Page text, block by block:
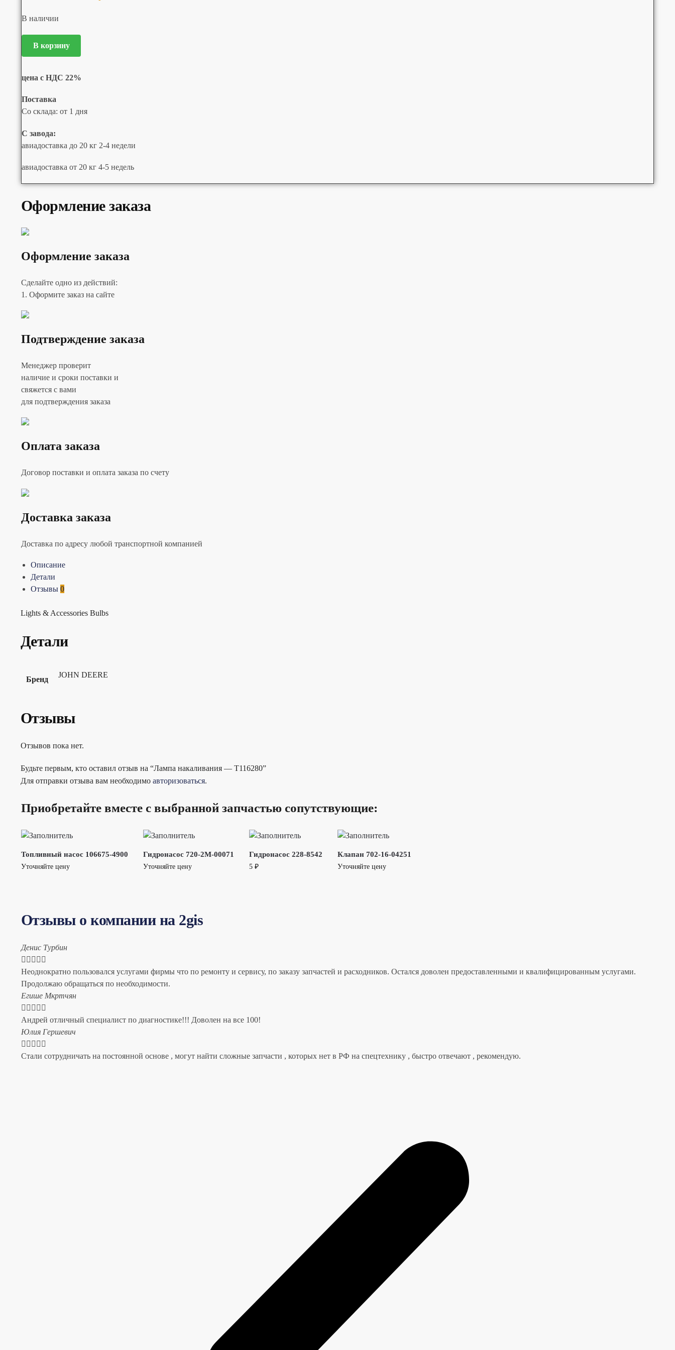
В наличии
В корзину
цена с НДС 22%
Поставка
Со склада: от 1 дня
С завода:
авиадоставка до 20 кг 2-4 недели
авиадоставка от 20 кг 4-5 недель
Оформление заказа
Оформление заказа
Сделайте одно из действий:
1. Оформите заказ на сайте
Подтверждение заказа
Менеджер проверит
наличие и сроки поставки и
свяжется с вами
для подтверждения заказа
Оплата заказа
Договор поставки и оплата заказа по счету
Доставка заказа
Доставка по адресу любой транспортной компанией
Описание
Детали
Отзывы 0
Lights & Accessories Bulbs
Детали
Бренд
JOHN DEERE
Отзывы
Отзывов пока нет.
Будьте первым, кто оставил отзыв на “Лампа накаливания — T116280”
Для отправки отзыва вам необходимо авторизоваться.
Приобретайте вместе с выбранной запчастью сопутствующие:
Топливный насос 106675-4900
Уточняйте цену
Гидронасос 720-2M-00071
Уточняйте цену
Гидронасос 228-8542
5 ₽
Клапан 702-16-04251
Уточняйте цену
Отзывы о компании на 2gis
Денис Турбин
    
Неоднократно пользовался услугами фирмы что по ремонту и сервису, по заказу запчастей и расходников. Остался доволен предоставленными и квалифицированным услугами.
Продолжаю обращаться по необходимости.
​Егише Мкртчян
    
Андрей отличный специалист по диагностике!!! Доволен на все 100!
​Юлия Гершевич
    
Стали сотрудничать на постоянной основе , могут найти сложные запчасти , которых нет в РФ на спецтехнику , быстро отвечают , рекомендую.